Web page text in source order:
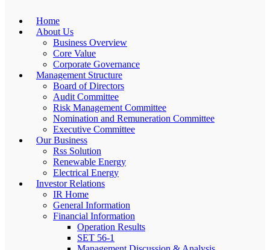
Home
About Us
Business Overview
Core Value
Corporate Governance
Management Structure
Board of Directors
Audit Committee
Risk Management Committee
Nomination and Remuneration Committee
Executive Committee
Our Business
Rss Solution
Renewable Energy
Electrical Energy
Investor Relations
IR Home
General Information
Financial Information
Operation Results
SET 56-1